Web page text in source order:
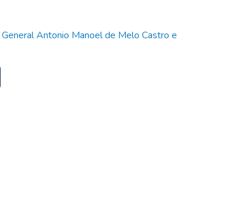
Antonio Manoel de Melo Castro e